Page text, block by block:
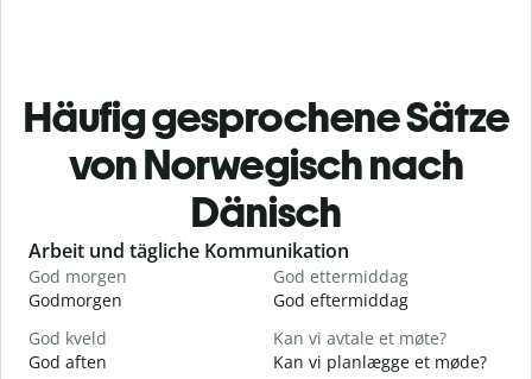
Häufig gesprochene Sätze
von Norwegisch nach
Dänisch
Slide 1 of 6
Arbeit und tägliche Kommunikation
God morgen
Godmorgen
God ettermiddag
God eftermiddag
God kveld
God aften
Kan vi avtale et møte?
Kan vi planlægge et møde?